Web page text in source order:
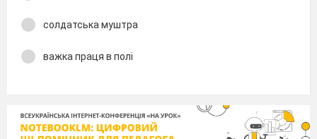
солдатська муштра
важка праця в полі